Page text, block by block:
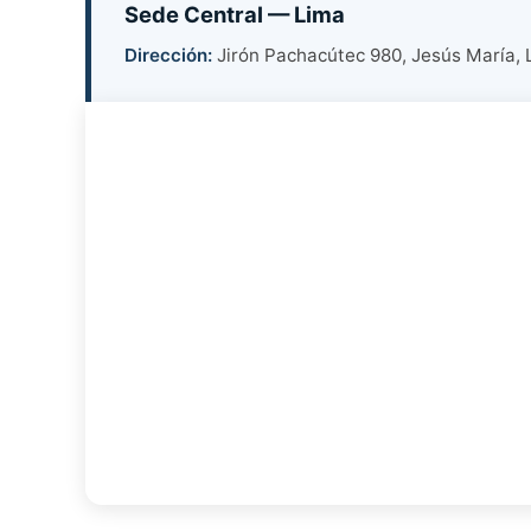
Sede Central — Lima
Dirección: Jirón Pachacútec 980, Jesús María,